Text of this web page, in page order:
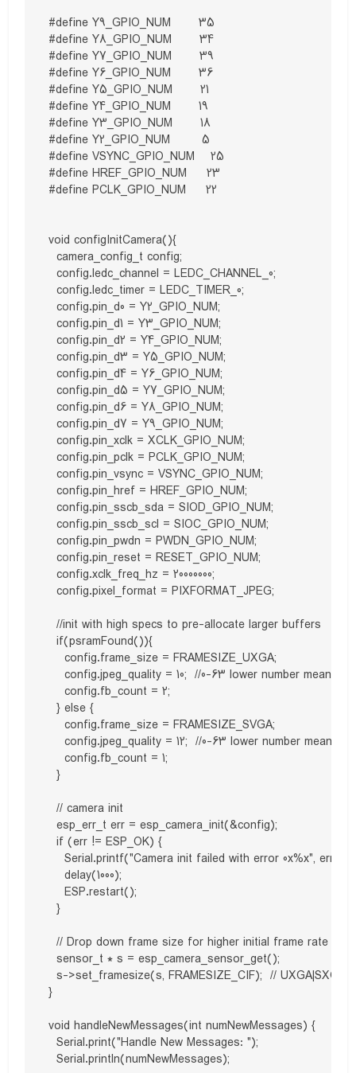
#define Y9_GPIO_NUM       35
#define Y8_GPIO_NUM       34
#define Y7_GPIO_NUM       39
#define Y6_GPIO_NUM       36
#define Y5_GPIO_NUM       21
#define Y4_GPIO_NUM       19
#define Y3_GPIO_NUM       18
#define Y2_GPIO_NUM        5
#define VSYNC_GPIO_NUM    25
#define HREF_GPIO_NUM     23
#define PCLK_GPIO_NUM     22
void configInitCamera(){
  camera_config_t config;
  config.ledc_channel = LEDC_CHANNEL_0;
  config.ledc_timer = LEDC_TIMER_0;
  config.pin_d0 = Y2_GPIO_NUM;
  config.pin_d1 = Y3_GPIO_NUM;
  config.pin_d2 = Y4_GPIO_NUM;
  config.pin_d3 = Y5_GPIO_NUM;
  config.pin_d4 = Y6_GPIO_NUM;
  config.pin_d5 = Y7_GPIO_NUM;
  config.pin_d6 = Y8_GPIO_NUM;
  config.pin_d7 = Y9_GPIO_NUM;
  config.pin_xclk = XCLK_GPIO_NUM;
  config.pin_pclk = PCLK_GPIO_NUM;
  config.pin_vsync = VSYNC_GPIO_NUM;
  config.pin_href = HREF_GPIO_NUM;
  config.pin_sscb_sda = SIOD_GPIO_NUM;
  config.pin_sscb_scl = SIOC_GPIO_NUM;
  config.pin_pwdn = PWDN_GPIO_NUM;
  config.pin_reset = RESET_GPIO_NUM;
  config.xclk_freq_hz = 20000000;
  config.pixel_format = PIXFORMAT_JPEG;
  //init with high specs to pre-allocate larger buffers
  if(psramFound()){
    config.frame_size = FRAMESIZE_UXGA;
config.jpeg_quality = 10;  //0-63 lower number means
    config.fb_count = 2;
  } else {
    config.frame_size = FRAMESIZE_SVGA;
config.jpeg_quality = 12;  //0-63 lower number means
    config.fb_count = 1;
  }
  // camera init
  esp_err_t err = esp_camera_init(&config);
  if (err != ESP_OK) {
    Serial.printf("Camera init failed with error 0x%x", err);
    delay(1000);
    ESP.restart();
  }
  // Drop down frame size for higher initial frame rate
  sensor_t * s = esp_camera_sensor_get();
s->set_framesize(s, FRAMESIZE_CIF);  //
}
void handleNewMessages(int numNewMessages) {
  Serial.print("Handle New Messages: ");
  Serial.println(numNewMessages);